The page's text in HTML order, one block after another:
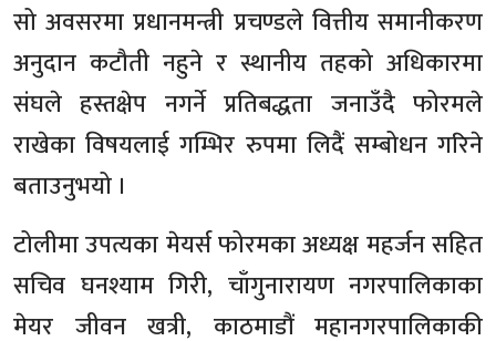
सो अवसरमा प्रधानमन्त्री प्रचण्डले वित्तीय समानीकरण
अनुदान कटौती नहुने र स्थानीय तहको अधिकारमा
संघले हस्तक्षेप नगर्ने प्रतिबद्धता जनाउँदै फोरमले
राखेका विषयलाई गम्भिर रुपमा लिदैं सम्बोधन गरिने
बताउनुभयो ।
टोलीमा उपत्यका मेयर्स फोरमका अध्यक्ष महर्जन सहित
सचिव घनश्याम गिरी, चाँगुनारायण नगरपालिकाका
मेयर जीवन खत्री, काठमाडौं महानगरपालिकाकी